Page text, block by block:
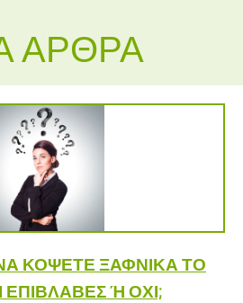
ΆΡΘΡΑ
ΚΌΨΕΤΕ ΞΑΦΝΙΚΆ ΤΟ
ΕΠΙΒΛΑΒΈΣ Ή ΌΧΙ;